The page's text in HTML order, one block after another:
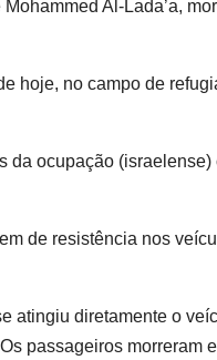
Al-Lada’a,
hoje, no campo de
da ocupação
de resistência nos
atingiu diretamente o
passageiros morreram